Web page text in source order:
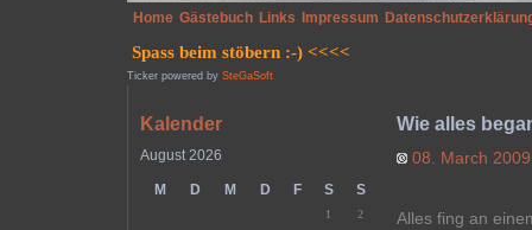
Home Gästebuch Links Impressum
Ticker powered by SteGaSoft
Kalender
August 2026
M D M D F S S
1
2
Wie alles
08. March
Alles fing an